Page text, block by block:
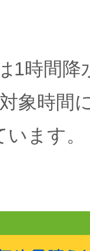
1時間降
象時間
ます。